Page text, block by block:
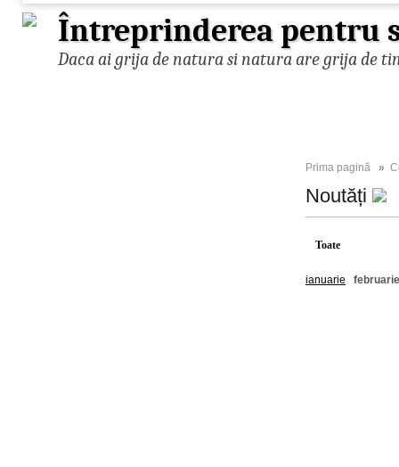
Întreprinderea pentru
Daca ai grija de natura si natura are grija de
Prima pagină »
Noutăți
Toate
ianuarie februarie